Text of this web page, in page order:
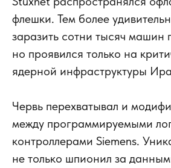
флешки. Тем более
заразить сотни тысяч машин
но проявился только на
ядерной инфраструктуры
Червь перехватывал и
между программируемыми
контроллерами Siеmens.
не только шпионил за